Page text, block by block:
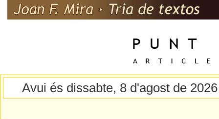
Avui és dissabte, 8 d'agost de 2026